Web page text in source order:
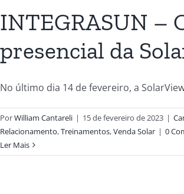
INTEGRASUN –
presencial da
No último dia 14 de fevereiro, a
PorWilliam Cantareli | 15 de fevereiro de 2023 |
Relacionamento,Treinamentos,Venda Solar | 0
Ler Mais